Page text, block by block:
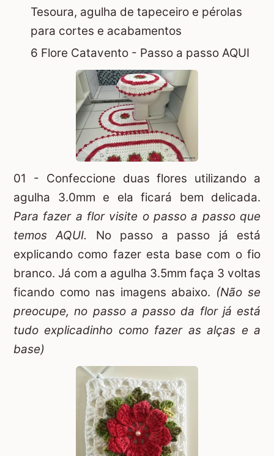
Tesoura, agulha de tapeceiro e pérolas
para cortes e acabamentos
6 Flore Catavento - Passo a passo AQUI
01 - Confeccione duas flores utilizando a
agulha 3.0mm e ela ficará bem delicada.
Para fazer a flor visite o passo a passo que
temosAQUI. No passo a passo já está
explicando como fazer esta base com o fio
branco. Já com a agulha 3.5mm faça 3 voltas
ficando como nas imagens abaixo. (Não se
preocupe, no passo a passo da flor já está
tudo explicadinho como fazer as alças e a
base)